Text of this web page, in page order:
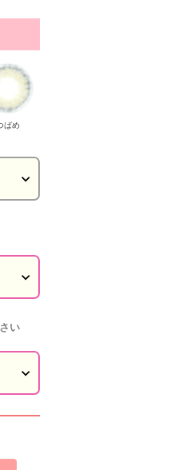
ばめ
い